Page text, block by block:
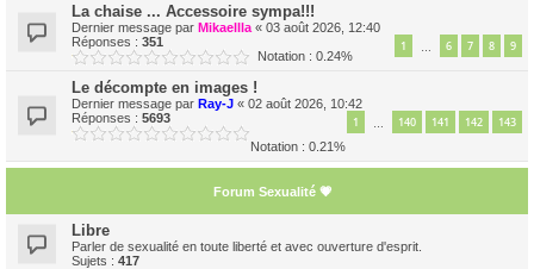
La chaise ... Accessoire sympa!!!
Dernier message par Mikaellla « 03 août 2026, 12:40
Réponses : 351 1 6 7 8 9
Notation : 0.24%
Le décompte en images !
Dernier message par Ray-J « 02 août 2026, 10:42
Réponses : 5693 1 140 141 142 143
Notation : 0.21%
Forum Sexualité 💗
Libre
Parler de sexualité en toute liberté et avec ouverture d'esprit.
Sujets : 417